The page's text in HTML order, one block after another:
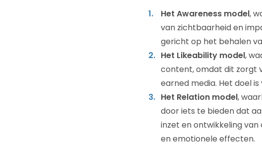
Het Awareness model,
van zichtbaarheid en
gericht op het behalen
Het Likeability model,
content, omdat dit zorgt
earned media. Het doel
Het Relation model,
door iets te bieden dat
inzet en ontwikkeling
en emotionele effecten.